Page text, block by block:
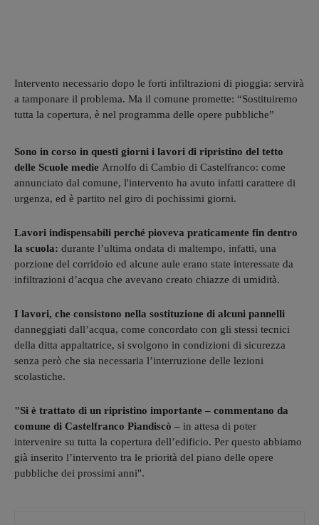
Intervento necessario dopo le forti infiltrazioni di pioggia: servirà
a tamponare il problema. Ma il comune promette: “Sostituiremo
tutta la copertura, è nel programma delle opere pubbliche”
Sono in corso in questi giorni i lavori di ripristino del tetto
delle Scuole medie Arnolfo di Cambio di Castelfranco: come
annunciato dal comune, l'intervento ha avuto infatti carattere di
urgenza, ed è partito nel giro di pochissimi giorni.
Lavori indispensabili perché pioveva praticamente fin dentro
la scuola: durante l’ultima ondata di maltempo, infatti, una
porzione del corridoio ed alcune aule erano state interessate da
infiltrazioni d’acqua che avevano creato chiazze di umidità.
I lavori, che consistono nella sostituzione di alcuni pannelli
danneggiati dall’acqua, come concordato con gli stessi tecnici
della ditta appaltatrice, si svolgono in condizioni di sicurezza
senza però che sia necessaria l’interruzione delle lezioni
scolastiche.
"Si è trattato di un ripristino importante – commentano da
comune di Castelfranco Piandiscò – in attesa di poter
intervenire su tutta la copertura dell’edificio. Per questo abbiamo
già inserito l’intervento tra le priorità del piano delle opere
pubbliche dei prossimi anni".